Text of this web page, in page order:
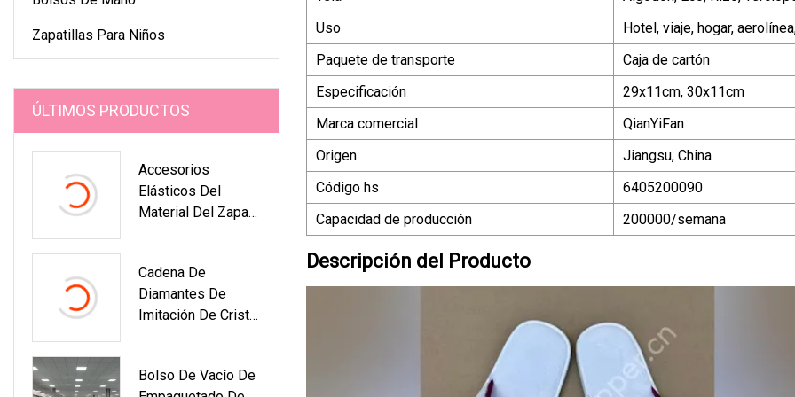
Zapatillas Para Niños
ÚLTIMOS PRODUCTOS
Accesorios
Elásticos Del
Material Del Zapato
Coloridas De La
Pendiente De La
Plata Del Oro De La
Cadena De
Diamantes De
Imitación De Cristal
Colores
Bolso De Vacío De
Uso
Hotel, viaje, hogar,
Paquete de transporte
Caja de cartón
Especificación
29x11cm, 30x11cm
Marca comercial
QianYiFan
Origen
Jiangsu, China
Código hs
6405200090
Capacidad de producción
200000/semana
Descripción del Producto